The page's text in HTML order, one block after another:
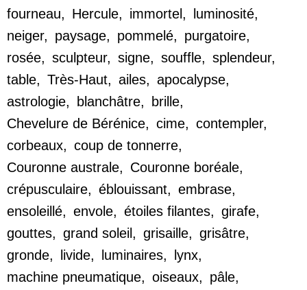
fourneau, Hercule, immortel, luminosité,
neiger, paysage, pommelé, purgatoire,
rosée, sculpteur, signe, souffle, splendeur,
table, Très-Haut, ailes, apocalypse,
astrologie, blanchâtre, brille,
Chevelure de Bérénice, cime, contempler,
corbeaux, coup de tonnerre,
Couronne australe, Couronne boréale,
crépusculaire, éblouissant, embrase,
ensoleillé, envole, étoiles filantes, girafe,
gouttes, grand soleil, grisaille, grisâtre,
gronde, livide, luminaires, lynx,
machine pneumatique, oiseaux, pâle,